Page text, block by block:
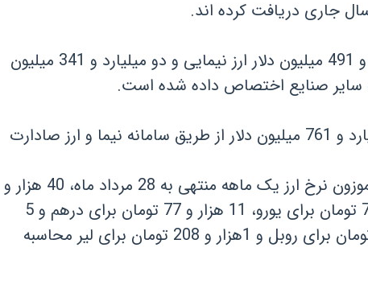
علاوه بر این گروه ها، هفت میلیارد و 491 میلیون دلار ارز نیمایی و دو میلیارد و 341 میلیون
سایر صنایع اختصاص داده شده است.
در مجموع تامین ارز صنایع 20 میلیارد و 761 میلیون دلار از طریق سامانه نیما و ارز صادارت
در این گزارش آمده است میانگین موزون نرخ ارز یک ماهه منتهی به 28 مرداد ماه، 40 هزار و
681 تومان برای دلار، 44 هزار و 778 تومان برای یورو، 11 هزار و 77 تومان برای درهم و 5
هزار و 678 تومان برای یوآن، 455 تومان برای روبل و 1هزار و 208 تومان برای لیر محاسبه